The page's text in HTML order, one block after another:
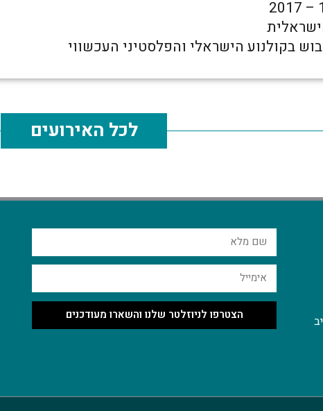
בקולנוע הישראלי והפלסטיני העכשווי
לכל האירועים
הצטרפו לניוזלטר שלנו והשארו מעודכנים